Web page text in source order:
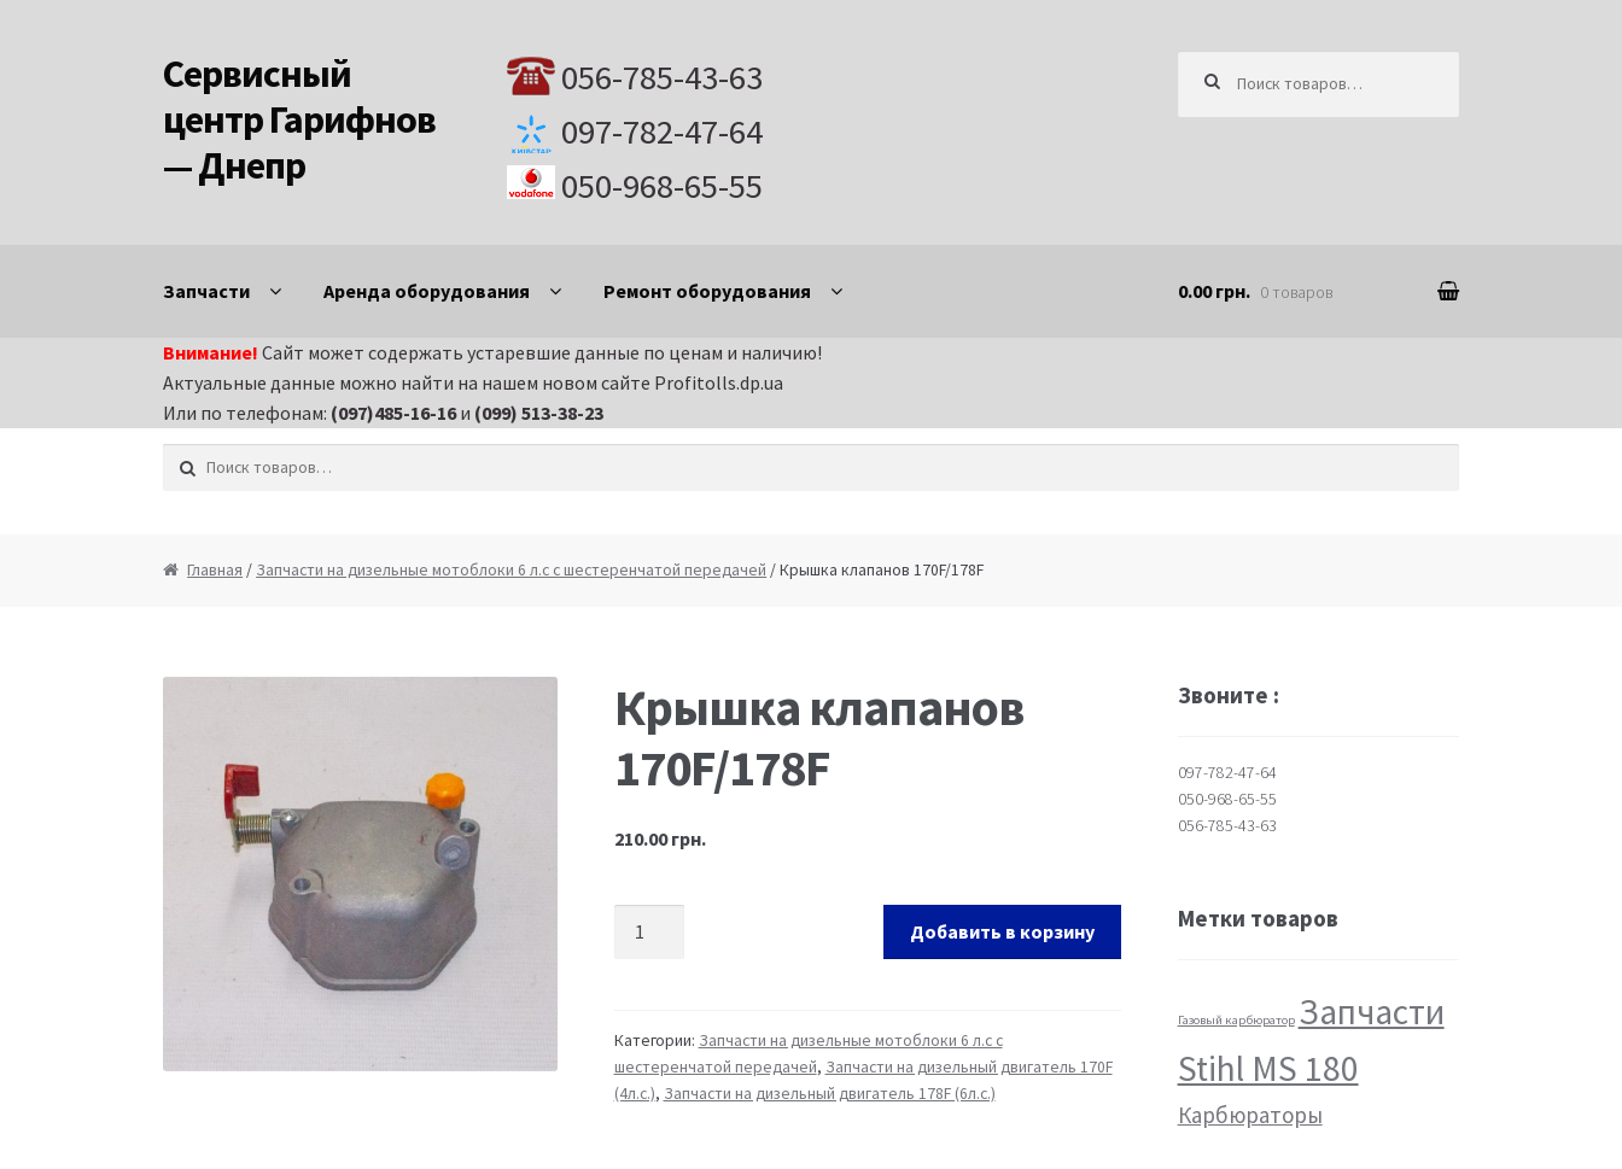
Перейти к навигации
Перейти к содержимому
Сервисный
центр Гарифнов
— Днепр
056-785-43-63
097-782-47-64
050-968-65-55
Запчасти Аренда оборудования Ремонт оборудования
Аренда строительного оборудования и электроинструмента в Днепропетровске
Запчасти на бензиновые генераторыЗапчасти на бензиновые двигателиЗапчасти на виброплиты
Запчасти на мотопомпы Мой аккаунт Оформление заказа
0.00 грн. 0 товаров
Внимание! Сайт может содержать устаревшие данные по ценам и наличию!
Актуальные данные можно найти на нашем новом сайте Profitolls.dp.ua
Или по телефонам: (097)485-16-16и (099) 513-38-23
Искать:
Главная / Запчасти на дизельные мотоблоки 6 л.с с шестеренчатой передачей / Крышка клапанов 170F/178F
Крышка клапанов
170F/178F
210.00грн.
Добавить в корзину
Категории: Запчасти на дизельные мотоблоки 6 л.с с
шестеренчатой передачей, Запчасти на дизельный двигатель 170F
(4л.с.), Запчасти на дизельный двигатель 178F (6л.с.)
Звоните :
097-782-47-64
050-968-65-55
056-785-43-63
Метки товаров
Газовый карбюратор Запчасти
Stihl MS 180
Карбюраторы